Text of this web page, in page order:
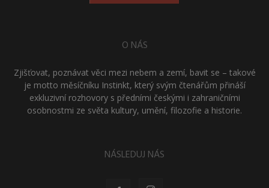
O NÁS
Zjišťovat, poznávat věci mezi nebem a zemí, bavit se – takové
je motto měsíčníku Instinkt, který svým čtenářům přináší
exkluzivní rozhovory s předními českými i zahraničními
osobnostmi ze světa kultury, umění, filozofie a historie.
NÁSLEDUJ NÁS